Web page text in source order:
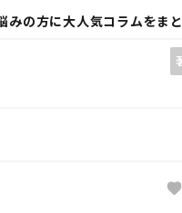
の方に大人気コラムをま